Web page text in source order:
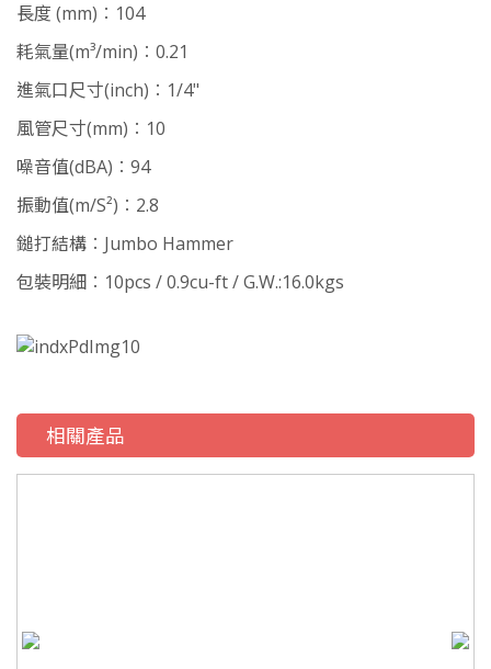
長度 (mm)︰104
耗氣量(m³/min)︰0.21
進氣口尺寸(inch)︰1/4"
風管尺寸(mm)︰10
噪音值(dBA)︰94
振動值(m/S²)︰2.8
鎚打結構︰Jumbo Hammer
包裝明細︰10pcs / 0.9cu-ft / G.W.:16.0kgs
相關產品